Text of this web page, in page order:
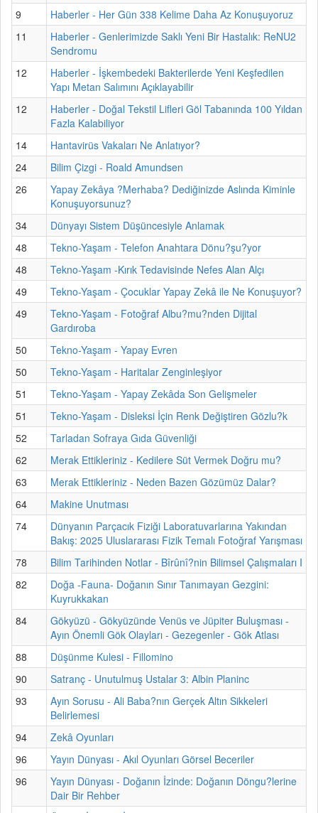
9
Haberler - Her Gün 338 Kelime Daha Az Konuşuyoruz
11
Haberler - Genlerimizde Saklı Yeni Bir Hastalık: ReNU2
Sendromu
12
Haberler - İşkembedeki Bakterilerde Yeni Keşfedilen
Yapı Metan Salımını Açıklayabilir
12
Haberler - Doğal Tekstil Lifleri Göl Tabanında 100 Yıldan
Fazla Kalabiliyor
14
Hantavirüs Vakaları Ne Anlatıyor?
24
Bilim Çizgi - Roald Amundsen
26
Yapay Zekâya ?Merhaba? Dediğinizde Aslında Kiminle
Konuşuyorsunuz?
34
Dünyayı Sistem Düşüncesiyle Anlamak
48
Tekno-Yaşam - Telefon Anahtara Dönu?şu?yor
48
Tekno-Yaşam -Kırık Tedavisinde Nefes Alan Alçı
49
Tekno-Yaşam - Çocuklar Yapay Zekâ ile Ne Konuşuyor?
49
Tekno-Yaşam - Fotoğraf Albu?mu?nden Dijital
Gardıroba
50
Tekno-Yaşam - Yapay Evren
50
Tekno-Yaşam - Haritalar Zenginleşiyor
51
Tekno-Yaşam - Yapay Zekâda Son Gelişmeler
51
Tekno-Yaşam - Disleksi İçin Renk Değiştiren Gözlu?k
52
Tarladan Sofraya Gıda Güvenliği
62
Merak Ettikleriniz - Kedilere Süt Vermek Doğru mu?
63
Merak Ettikleriniz - Neden Bazen Gözümüz Dalar?
64
Makine Unutması
74
Dünyanın Parçacık Fiziği Laboratuvarlarına Yakından
Bakış: 2025 Uluslararası Fizik Temalı Fotoğraf Yarışması
78
Bilim Tarihinden Notlar - Bîrûnî?nin Bilimsel Çalışmaları I
82
Doğa -Fauna- Doğanın Sınır Tanımayan Gezgini:
Kuyrukkakan
84
Gökyüzü - Gökyüzünde Venüs ve Jüpiter Buluşması -
Ayın Önemli Gök Olayları - Gezegenler - Gök Atlası
88
Düşünme Kulesi - Fillomino
90
Satranç - Unutulmuş Ustalar 3: Albin Planinc
93
Ayın Sorusu - Ali Baba?nın Gerçek Altın Sikkeleri
Belirlemesi
94
Zekâ Oyunları
96
Yayın Dünyası - Akıl Oyunları Görsel Beceriler
96
Yayın Dünyası - Doğanın İzinde: Doğanın Döngu?lerine
Dair Bir Rehber